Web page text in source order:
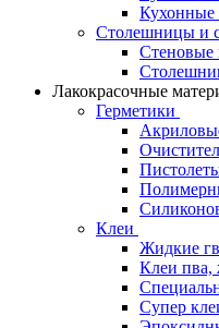
Кухонные
Столешницы и
Стеновые
Лакокрасочные
Герметики
Клеи
Жидкие
Клеи пва,
Супер